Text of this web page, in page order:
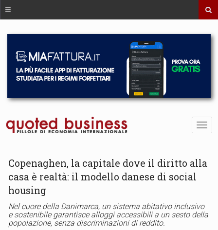
Copenaghen, la capitale dove il diritto alla
casa è realtà: il modello danese di social
housing
Nel cuore della Danimarca, un sistema abitativo inclusivo
e sostenibile garantisce alloggi accessibili a un sesto della
popolazione, senza discriminazioni di reddito.